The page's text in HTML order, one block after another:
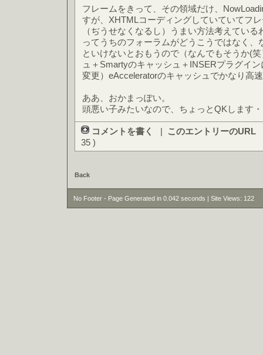
フレームをきって、その領域だけ、
すが、XHTMLコーディングしていていてフ
（ぢうせなくなるし）うまい方法考えてい
ってうちのフォーラムがどうこうではなく
といけないとおもうので（なんでもそうか(
ュ＋Smartyのキャッシュ＋INSERプラグイ
変更）eAcceleratorのキャッシュでかなり高
ああ、おかまっぽい。
頭悪い子みたいなので、ちょっとQKします
コメントを書く | このエントリーのURL
35 )
Back
No Footer - Page Generated in 0.042 seconds | Site Views: 122